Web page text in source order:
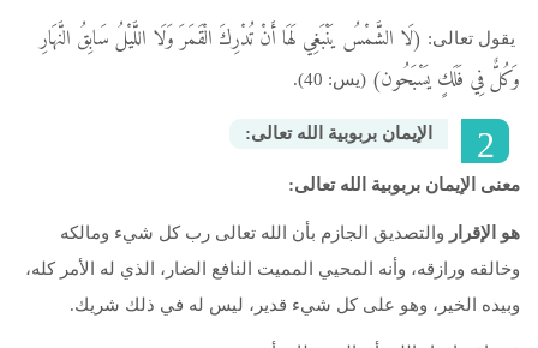
يقول تعالى: (لَا الشَّمْسُ يَنْبَغِي لَهَا أَنْ تُدْرِكَ الْقَمَرَ وَلَا اللَّيْلُ سَابِقُ النَّهَارِ
وَكُلٌّ فِي فَلَكٍ يَسْبَحُون) (يس: 40).
‬الإيمان‭ ‬بربوبية‭ ‬الله‭ ‬تعالى‭:‬
معنى الإيمان بربوبية الله تعالى:
هو الإقرار والتصديق الجازم بأن الله تعالى رب كل شيء ومالكه
وخالقه ورازقه، وأنه المحيي المميت النافع الضار، الذي له الأمر كله،
وبيده الخير، وهو على كل شيء قدير، ليس له في ذلك شريك.